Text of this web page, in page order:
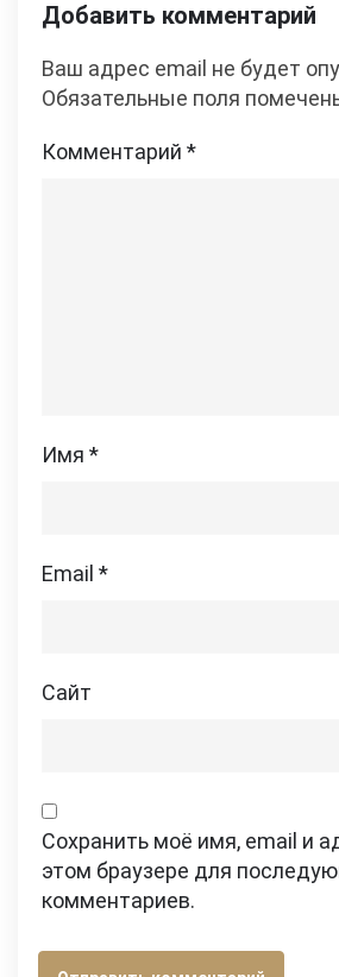
Добавить комментарий
Ваш адрес email не будет
Обязательные поля
Комментарий *
Имя *
Email *
Сайт
Сохранить моё имя, email и
этом браузере для
комментариев.